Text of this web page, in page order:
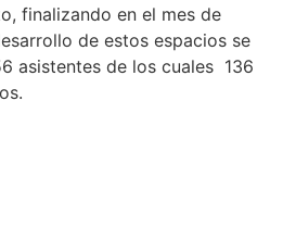
finalizando en el mes de
de estos espacios se
asistentes de los cuales 136